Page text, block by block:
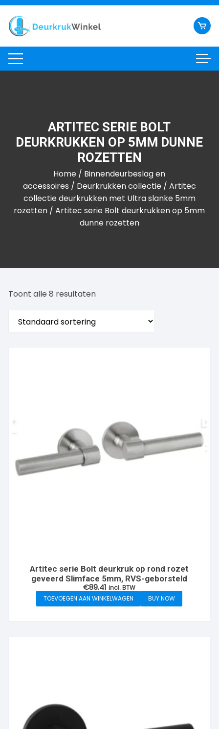
Ga
naar
inhoud
ARTITEC SERIE BOLT
DEURKRUKKEN OP 5MM DUNNE
ROZETTEN
Home / Binnendeurbeslag en
accessoires / Deurkrukken collectie/ Artitec
collectie deurkrukken met Ultra slanke 5mm
rozetten / Artitec serie Bolt deurkrukken op 5mm
dunne rozetten
Toont alle 8 resultaten
Artitec serie Bolt deurkruk op rond rozet
geveerd Slimface 5mm, RVS-geborsteld
€89.41 incl. BTW
TOEVOEGEN AAN WINKELWAGEN
BUY NOW